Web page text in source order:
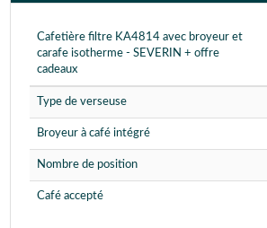
Cafetière filtre KA4814 avec broyeur et
carafe isotherme - SEVERIN + offre
cadeaux
Type de verseuse
Broyeur à café intégré
Nombre de position
Café accepté